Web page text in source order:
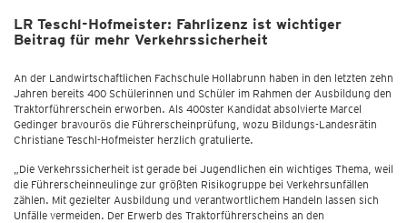
LR Teschl-Hofmeister: Fahrlizenz ist wichtiger
Beitrag für mehr Verkehrssicherheit
An der Landwirtschaftlichen Fachschule Hollabrunn haben in den letzten zehn
Jahren bereits 400 Schülerinnen und Schüler im Rahmen der Ausbildung den
Traktorführerschein erworben. Als 400ster Kandidat absolvierte Marcel
Gedinger bravourös die Führerscheinprüfung, wozu Bildungs-Landesrätin
Christiane Teschl-Hofmeister herzlich gratulierte.
„Die Verkehrssicherheit ist gerade bei Jugendlichen ein wichtiges Thema, weil
die Führerscheinneulinge zur größten Risikogruppe bei Verkehrsunfällen
zählen. Mit gezielter Ausbildung und verantwortlichem Handeln lassen sich
Unfälle vermeiden. Der Erwerb des Traktorführerscheins an den